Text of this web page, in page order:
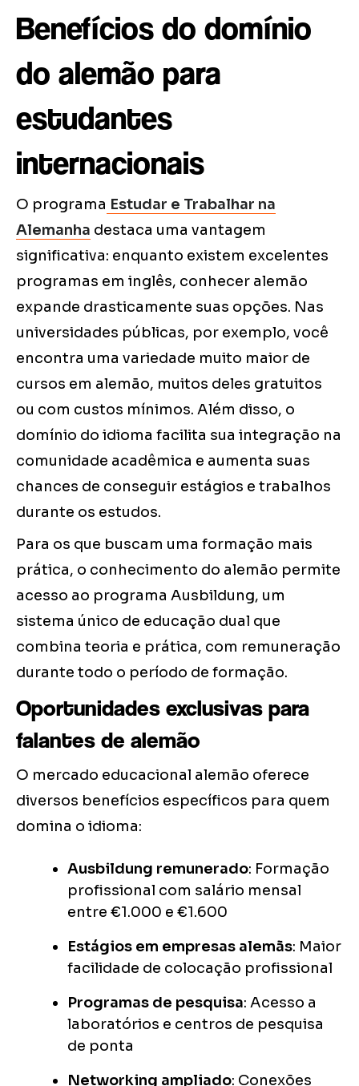
Benefícios do domínio
do alemão para
estudantes
internacionais
O programa Estudar e Trabalhar na
Alemanha destaca uma vantagem
significativa: enquanto existem excelentes
programas em inglês, conhecer alemão
expande drasticamente suas opções. Nas
universidades públicas, por exemplo, você
encontra uma variedade muito maior de
cursos em alemão, muitos deles gratuitos
ou com custos mínimos. Além disso, o
domínio do idioma facilita sua integração na
comunidade acadêmica e aumenta suas
chances de conseguir estágios e trabalhos
durante os estudos.
Para os que buscam uma formação mais
prática, o conhecimento do alemão permite
acesso ao programa Ausbildung, um
sistema único de educação dual que
combina teoria e prática, com remuneração
durante todo o período de formação.
Oportunidades exclusivas para
falantes de alemão
O mercado educacional alemão oferece
diversos benefícios específicos para quem
domina o idioma:
Ausbildung remunerado: Formação
profissional com salário mensal
entre €1.000 e €1.600
Estágios em empresas alemãs: Maior
facilidade de colocação profissional
Programas de pesquisa: Acesso a
laboratórios e centros de pesquisa
de ponta
Networking ampliado: Conexões